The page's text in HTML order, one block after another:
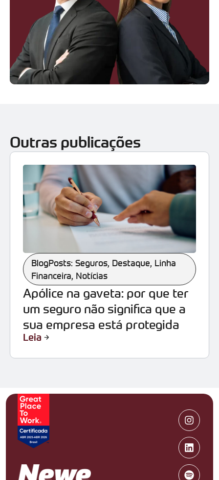
Outras publicações
BlogPosts: Seguros, Destaque, Linha
Financeira, Notícias
Apólice na gaveta: por que ter
um seguro não significa que a
sua empresa está protegida
Leia